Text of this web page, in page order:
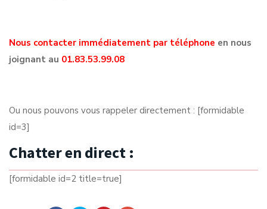
Nous contacter immédiatement par téléphone en nous
joignant au 01.83.53.99.08
Ou nous pouvons vous rappeler directement : [formidable
id=3]
Chatter en direct :
[formidable id=2 title=true]